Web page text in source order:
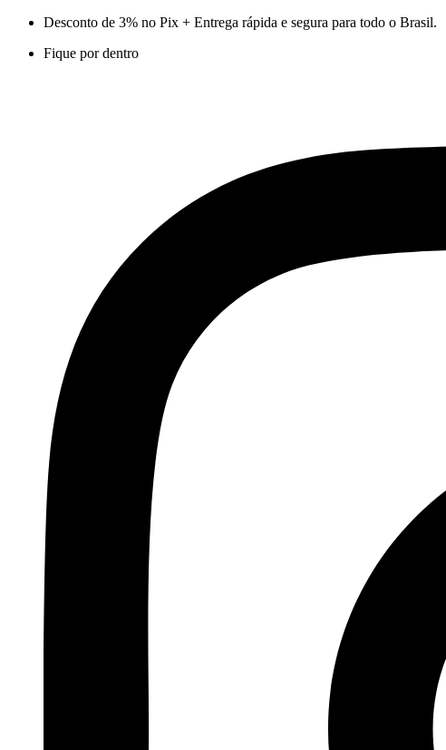
Desconto de 3% no Pix + Entrega rápida e segura para todo o Brasil.
Fique por dentro